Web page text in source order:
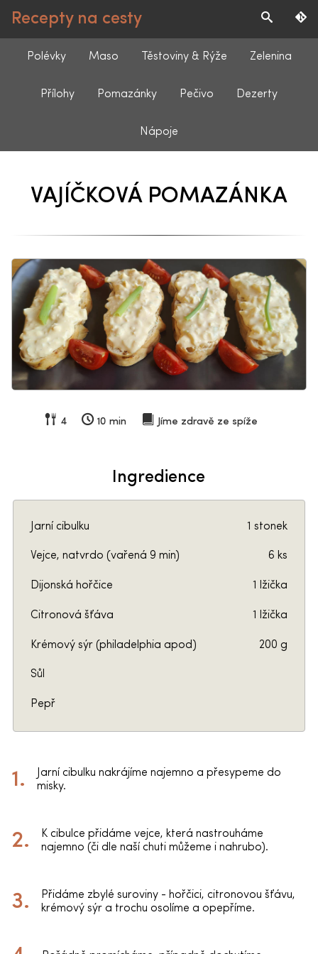
Recepty na cesty
Polévky Maso Těstoviny & Rýže Zelenina
Přílohy Pomazánky Pečivo Dezerty
Nápoje
VAJÍČKOVÁ POMAZÁNKA
4 10 min Jíme zdravě ze spíže
Ingredience
Jarní cibulku 1 stonek
Vejce, natvrdo (vařená 9 min) 6 ks
Dijonská hořčice 1 lžička
Citronová šťáva 1 lžička
Krémový sýr (philadelphia apod) 200 g
Sůl
Pepř
Jarní cibulku nakrájíme najemno a přesypeme do
misky.
K cibulce přidáme vejce, která nastrouháme
najemno (či dle naší chuti můžeme i nahrubo).
Přidáme zbylé suroviny - hořčici, citronovou šťávu,
krémový sýr a trochu osolíme a opepříme.